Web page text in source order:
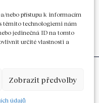
nebo přístupu k informacím
těmito technologiemi nám
jedinečná ID na tomto
určité vlastnosti a
Zobrazit předvolby
údajů